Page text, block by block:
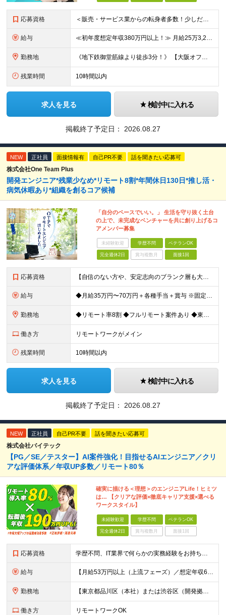
応募資格 ＜販売・サービス業からの転身者多数！少しだけ興味がある！話だけ聞いてみたい！…そんな方でも歓迎♪まずはお会いするところから始めましょう◎＞ ◆年齢30歳まで（若年層の長期キャリア形成のため） ◆大卒以
給与 ≪初年度想定年収380万円以上！≫ 月給25万3,220円～＋賞与年2回 ※上記金額には月20時間分(3万4,220円～)の見込み残業代を含み、超過した分は別途全額支給します。 ※経験やスキルを考慮
勤務地 《地下鉄御堂筋線より徒歩3分！》 【大阪オフィス】大阪府大阪市中央区平野町四丁目2番3号 オービック御堂筋ビル9F もしくは、大阪府を中心とした各プロジェクト先 ※プロジェクトにより、出社・リモート
残業時間 10時間以内
求人を見る 検討中に入れる
掲載終了予定日： 2026.08.27
NEW 正社員 面接情報有 自己PR不要 話を聞きたい応募可
株式会社One Team Plus
開発エンジニア*残業少なめ*リモート8割*年間休日130日*推し活・
病気休暇あり*組織を創るコア候補
「自分のペースでいい。」 生活を守り抜く土台
の上で、未完成なベンチャーを共に創り上げるコ
アメンバー募集
未経験歓迎 学歴不問 ベテランOK
完全週休2日 賞与複数月 面接1回
応募資格 【自信のない方や、安定志向のブランク層も大歓迎！】 ◆何らかのIT業界経験 システム開発、運用・保守の経験をお持ちの方（言語不問） ※経験年数が1〜2年程度と浅い方やブランクのある方も歓迎！ ◆学歴
給与 ◆月給35万円〜70万円＋各種手当＋賞与 ※固定残業代30時間分（30時間／月50,000円 ～ 100,000円）を含む。 超過分は別途全額支給します。 ※試用期間3ヵ月あり（期間中の給与の差異は
勤務地 ◆リモート率8割 ◆フルリモート案件あり ◆東京都、神奈川県、千葉県、埼玉県の各プロジェクト先 ＊ご自宅からのアクセス・通勤時間を最大限に考慮してアサインします。 ＊現在エンジニアの8割がフルリモー
働き方 リモートワークがメイン
残業時間 10時間以内
求人を見る 検討中に入れる
掲載終了予定日： 2026.08.27
NEW 正社員 自己PR不要 話を聞きたい応募可
株式会社バイテック
【PG／SE／テスター】AI案件強化！目指せるAIエンジニア／クリ
アな評価体系／年収UP多数／リモート80％
確実に描ける＜理想＞のエンジニアLife！ヒミツ
は… 【クリアな評価×徹底キャリア支援×選べる
ワークスタイル】
未経験歓迎 学歴不問 ベテランOK
完全週休2日 賞与複数月 面接1回
応募資格 学歴不問、IT業界で何らかの実務経験をお持ちの方（1年以上） ※ブランクのある方歓迎 ※担当業務/フェーズ/使用言語などは限定せず ※経験年数も限定せず。経験の浅い方からベテランまで歓迎
給与 【月給53万円以上（上流フェーズ）／想定年収636万円以上】 ★詳しくは下記をご参照ください！ ■育成枠採用（職種未経験～経験1年未満／メンター制度適用社員） 月給25万円以上 ※社会人経験、技術
勤務地 【東京都品川区（本社）または渋谷区（開発拠点）各プロジェクト先の勤務地】 ◎リモート案件も多数のため在宅勤務も可能です！ 常駐・ハイブリッド型・フルリモートなど柔軟に対応しています。 ※転勤はございま
働き方 リモートワークOK